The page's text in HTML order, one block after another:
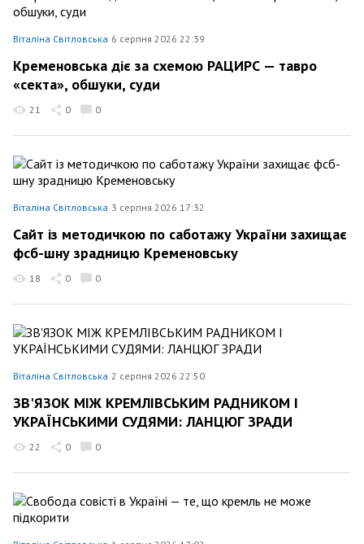
Віталіна Світловська 6 серпня 2026 22:39
Кременовська діє за схемою РАЦИРС — тавро
«секта», обшуки, суди
21 0 0
Віталіна Світловська 3 серпня 2026 17:32
Сайт із методичкою по саботажу України захищає
фсб-шну зрадницю Кременовську
18 0 0
Віталіна Світловська 2 серпня 2026 22:50
ЗВ'ЯЗОК МІЖ КРЕМЛІВСЬКИМ РАДНИКОМ І
УКРАЇНСЬКИМИ СУДЯМИ: ЛАНЦЮГ ЗРАДИ
22 0 0